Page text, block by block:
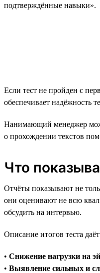
подтверждённые навыки».
Если тест не пройден с
обеспечивает надёжность
Нанимающий менеджер
о прохождении текстов
Что
Отчёты показывают не
они оценивают не всю
обсудить на интервью.
Описание итогов теста
• Снижение нагрузки на
• Выявление сильных и